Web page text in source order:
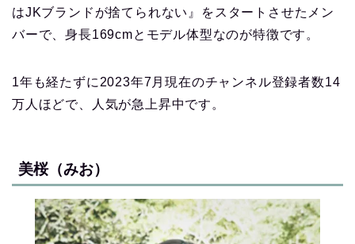
はJKブランドが捨てられない』をスタートさせたメン
バーで、身長169cmとモデル体型なのが特徴です。
1年も経たずに2023年7月現在のチャンネル登録者数14
万人ほどで、人気が急上昇中です。
美桜（みお）